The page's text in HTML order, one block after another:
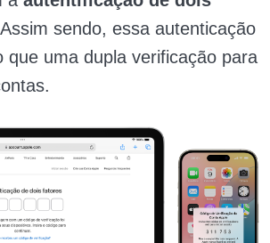
sendo, essa autenticação
que uma dupla verificação para